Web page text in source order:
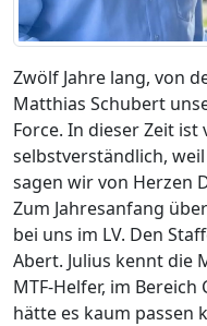
Zwölf Jahre lang, von
Matthias Schubert
Force. In dieser Zeit
selbstverständlich,
sagen wir von Herzen
Zum Jahresanfang
bei uns im LV. Den
Abert. Julius kennt die
MTF-Helfer, im Bereich
hätte es kaum passen